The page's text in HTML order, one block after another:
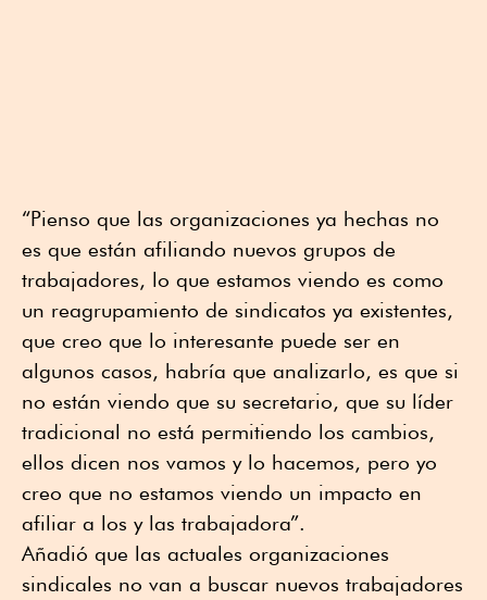
“Pienso que las organizaciones ya hechas no
es que están afiliando nuevos grupos de
trabajadores, lo que estamos viendo es como
un reagrupamiento de sindicatos ya existentes,
que creo que lo interesante puede ser en
algunos casos, habría que analizarlo, es que si
no están viendo que su secretario, que su líder
tradicional no está permitiendo los cambios,
ellos dicen nos vamos y lo hacemos, pero yo
creo que no estamos viendo un impacto en
afiliar a los y las trabajadora”.
Añadió que las actuales organizaciones
sindicales no van a buscar nuevos trabajadores